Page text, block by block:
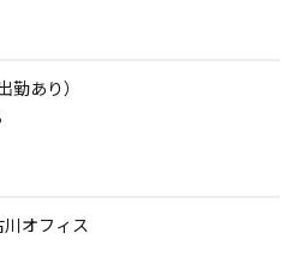
勤あり）
オフィス